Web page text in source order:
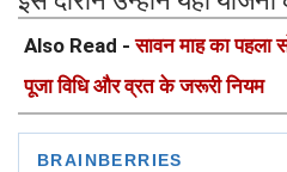
Also Read -सावन माह का पहला
पूजा विधि और व्रत के जरूरी नियम